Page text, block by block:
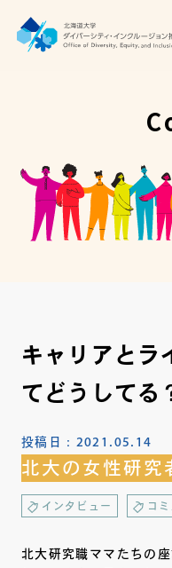
推進本部について
アクセス・お問い合わせ
キャリアとラ
てどうしてる
投稿日： 2021.05.14
北大の女性研究
インタビュー コ
北大研究職ママたちの